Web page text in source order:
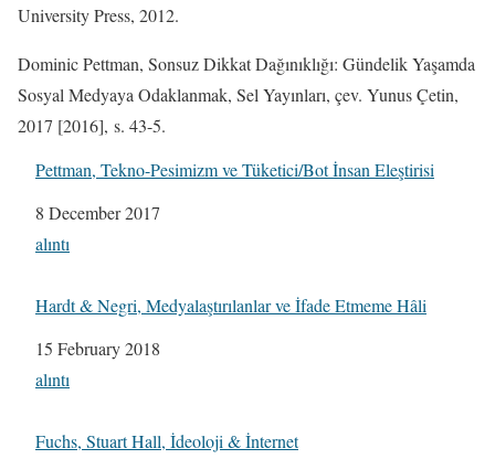
University Press, 2012.
Dominic Pettman, Sonsuz Dikkat Dağınıklığı: Gündelik Yaşamda
Sosyal Medyaya Odaklanmak, Sel Yayınları, çev. Yunus Çetin,
2017 [2016], s. 43-5.
Pettman, Tekno-Pesimizm ve Tüketici/Bot İnsan Eleştirisi
Date
8 December 2017
In relation to
alıntı
Hardt & Negri, Medyalaştırılanlar ve İfade Etmeme Hâli
Date
15 February 2018
In relation to
alıntı
Fuchs, Stuart Hall, İdeoloji & İnternet